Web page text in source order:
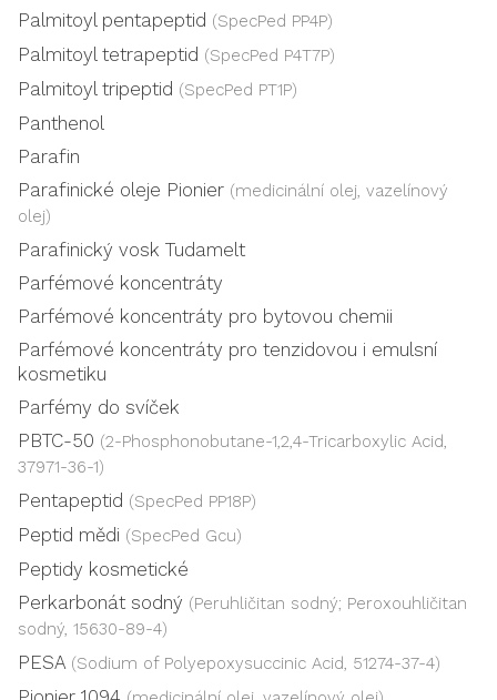
Palmitoyl pentapeptid (SpecPed PP4P)
Palmitoyl tetrapeptid (SpecPed P4T7P)
Palmitoyl tripeptid (SpecPed PT1P)
Panthenol
Parafin
Parafinické oleje Pionier (medicinální olej, vazelínový
olej)
Parafinický vosk Tudamelt
Parfémové koncentráty
Parfémové koncentráty pro bytovou chemii
Parfémové koncentráty pro tenzidovou i emulsní
kosmetiku
Parfémy do svíček
PBTC-50 (2-Phosphonobutane-1,2,4-Tricarboxylic Acid,
37971-36-1)
Pentapeptid (SpecPed PP18P)
Peptid mědi (SpecPed Gcu)
Peptidy kosmetické
Perkarbonát sodný (Peruhličitan sodný; Peroxouhličitan
sodný, 15630-89-4)
PESA (Sodium of Polyepoxysuccinic Acid, 51274-37-4)